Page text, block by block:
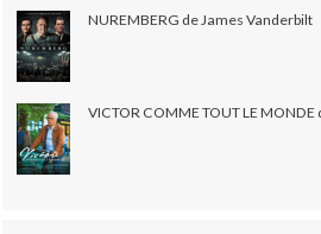
NUREMBERG de James Vanderbilt
VICTOR COMME TOUT LE